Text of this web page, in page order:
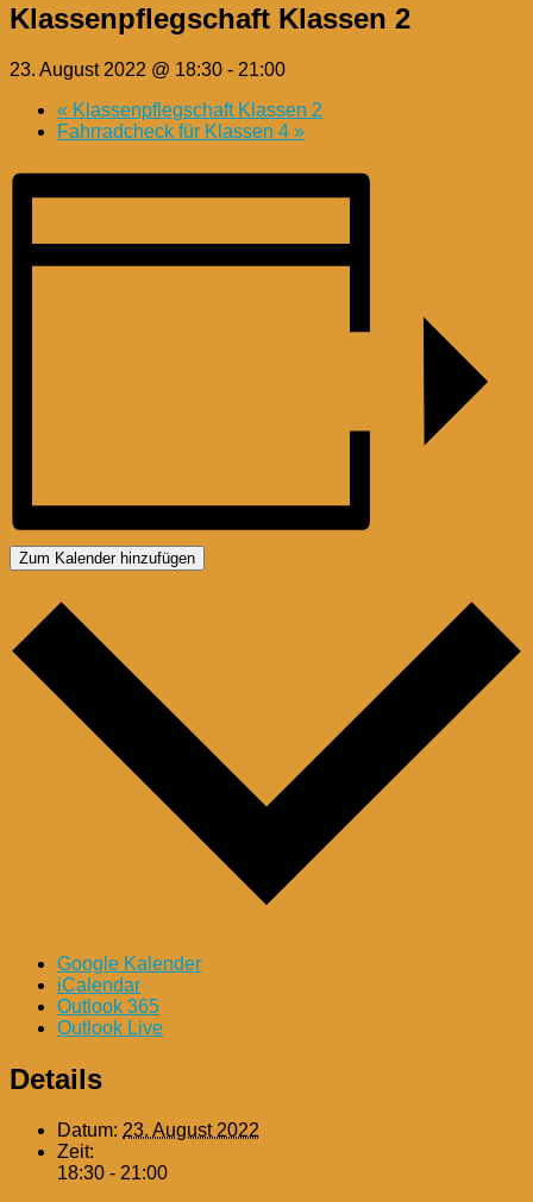
Klassenpflegschaft Klassen 2
23. August 2022 @ 18:30 - 21:00
« Klassenpflegschaft Klassen 2
Fahrradcheck für Klassen 4 »
Zum Kalender hinzufügen
Google Kalender
iCalendar
Outlook 365
Outlook Live
Details
Datum: 23. August 2022
Zeit:
18:30 - 21:00